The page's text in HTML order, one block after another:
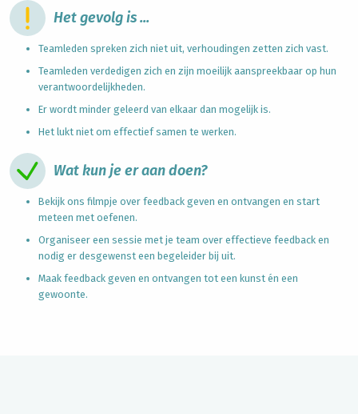
Het gevolg is ...
Teamleden spreken zich niet uit, verhoudingen zetten zich vast.
Teamleden verdedigen zich en zijn moeilijk aanspreekbaar op hun
verantwoordelijkheden.
Er wordt minder geleerd van elkaar dan mogelijk is.
Het lukt niet om effectief samen te werken.
Wat kun je er aan doen?
Bekijk ons filmpje over feedback geven en ontvangen en start
meteen met oefenen.
Organiseer een sessie met je team over effectieve feedback en
nodig er desgewenst een begeleider bij uit.
Maak feedback geven en ontvangen tot een kunst én een
gewoonte.